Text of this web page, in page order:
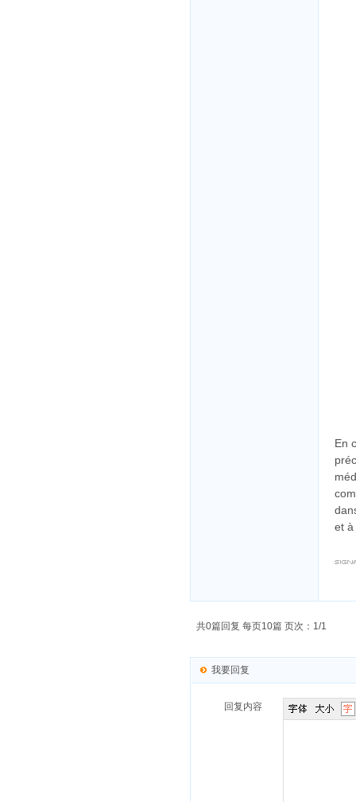
En
et à
共0篇回复 每页10篇 页次：1/1
我要回复
回复内容